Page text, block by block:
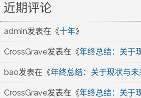
近期评论
admin发表在《十年》
CrossGrave发表在《年终总结：关于
bao发表在《年终总结：关于现状与未
CrossGrave发表在《年终总结：关于